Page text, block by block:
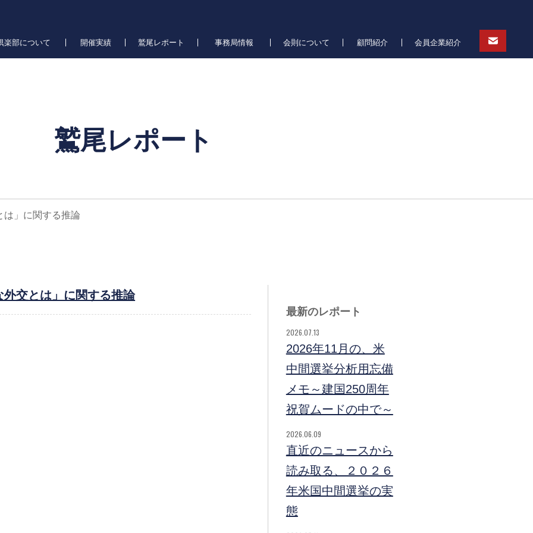
楽部について 開催実績 鷲尾レポート 事務局情報 会則について 顧問紹介 会員企業紹介
鷲尾レポート
は」に関する推論
外交とは」に関する推論
最新のレポート
2026.07.13
2026年11月の、米
中間選挙分析用忘備
メモ～建国250周年
祝賀ムードの中で～
2026.06.09
直近のニュースから
読み取る、２０２６
年米国中間選挙の実
態